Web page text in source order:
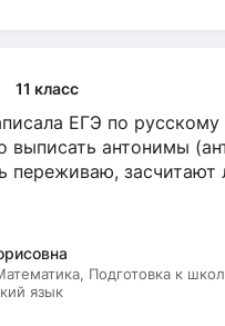
11 класс
ЕГЭ по
выписать антонимы
переживаю, засчитают
Подготовка к
язык